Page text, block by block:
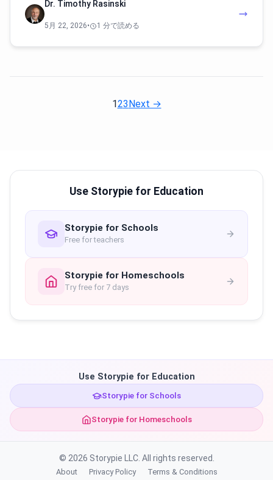
Dr. Timothy Rasinski
5月 22, 2026• 1 分で読める
123Next →
Use Storypie for Education
Storypie for Schools
Free for teachers
Storypie for Homeschools
Try free for 7 days
Use Storypie for Education
Storypie for Schools
Storypie for Homeschools
© 2026 Storypie LLC. All rights reserved.
About Privacy Policy Terms & Conditions